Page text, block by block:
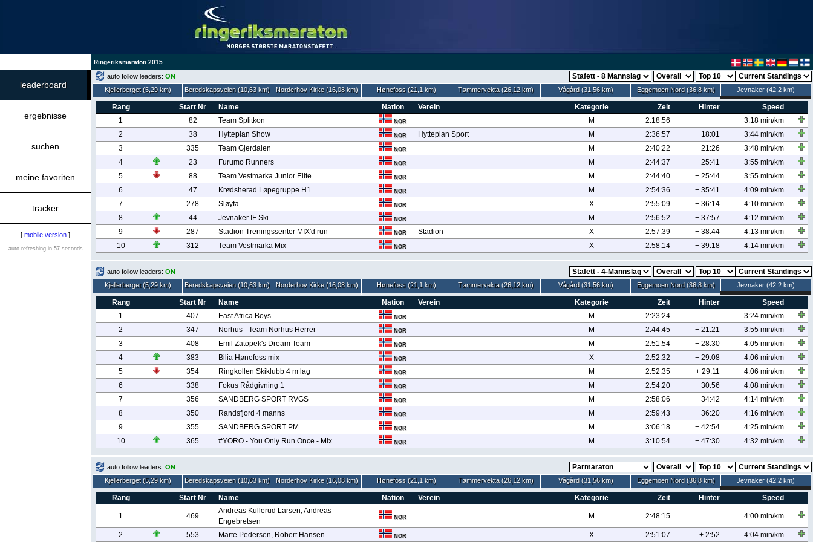
Ringeriksmaraton 2015
leaderboard
ergebnisse
suchen
meine favoriten
tracker
[ mobile version ]
auto refreshing in 57 seconds
auto follow leaders: ON
Kjellerberget (5,29 km)
Beredskapsveien (10,63 km) Norderhov Kirke (16,08 km) Hønefoss (21,1 km) Tømmervekta (26,12 km) Vågård (31,56 km) Eggemoen Nord (36,8 km) Jevnaker (42,2 km)
Rang Start Nr Name Nation Verein Kategorie Zeit Hinter
Speed
1
82 Team Splitkon NOR M 2:18:56
3:18 min/km
2
38 Hytteplan Show NOR Hytteplan Sport M 2:36:57 + 18:01
3:44 min/km
3
335 Team Gjerdalen NOR M 2:40:22 + 21:26
3:48 min/km
4
23 Furumo Runners NOR M 2:44:37 + 25:41
3:55 min/km
5
88 Team Vestmarka Junior Elite NOR M 2:44:40 + 25:44
3:55 min/km
6
47 Krødsherad Løpegruppe H1 NOR M 2:54:36 + 35:41
4:09 min/km
7
278 Sløyfa NOR X 2:55:09 + 36:14
4:10 min/km
8
44 Jevnaker IF Ski NOR M 2:56:52 + 37:57
4:12 min/km
9
287 Stadion Treningssenter MIX'd run NOR Stadion X 2:57:39 + 38:44
4:13 min/km
10
312 Team Vestmarka Mix NOR X 2:58:14 + 39:18 4:14 min/km
auto follow leaders: ON
Kjellerberget (5,29 km)
Beredskapsveien (10,63 km) Norderhov Kirke (16,08 km) Hønefoss (21,1 km) Tømmervekta (26,12 km) Vågård (31,56 km) Eggemoen Nord (36,8 km) Jevnaker (42,2 km)
Rang Start Nr Name Nation Verein Kategorie Zeit Hinter
Speed
1
407 East Africa Boys NOR M 2:23:24
3:24 min/km
2
347 Norhus - Team Norhus Herrer NOR M 2:44:45 + 21:21
3:55 min/km
3
408 Emil Zatopek's Dream Team NOR M 2:51:54 + 28:30
4:05 min/km
4
383 Bilia Hønefoss mix NOR X 2:52:32 + 29:08
4:06 min/km
5
354 Ringkollen Skiklubb 4 m lag NOR M 2:52:35 + 29:11
4:06 min/km
6
338 Fokus Rådgivning 1 NOR M 2:54:20 + 30:56
4:08 min/km
7
356 SANDBERG SPORT RVGS NOR M 2:58:06 + 34:42
4:14 min/km
8
350 Randsfjord 4 manns NOR M 2:59:43 + 36:20
4:16 min/km
9
355 SANDBERG SPORT PM NOR M 3:06:18 + 42:54
4:25 min/km
10
365 #YORO - You Only Run Once - Mix NOR M 3:10:54 + 47:30 4:32 min/km
auto follow leaders: ON
Kjellerberget (5,29 km)
Beredskapsveien (10,63 km) Norderhov Kirke (16,08 km) Hønefoss (21,1 km) Tømmervekta (26,12 km) Vågård (31,56 km) Eggemoen Nord (36,8 km) Jevnaker (42,2 km)
Rang Start Nr Name Nation Verein Kategorie Zeit Hinter Speed
1 469
Andreas Kullerud Larsen, Andreas
Engebretsen
NOR M 2:48:15 4:00 min/km
2 553 Marte Pedersen, Robert Hansen NOR X 2:51:07 + 2:52 4:04 min/km